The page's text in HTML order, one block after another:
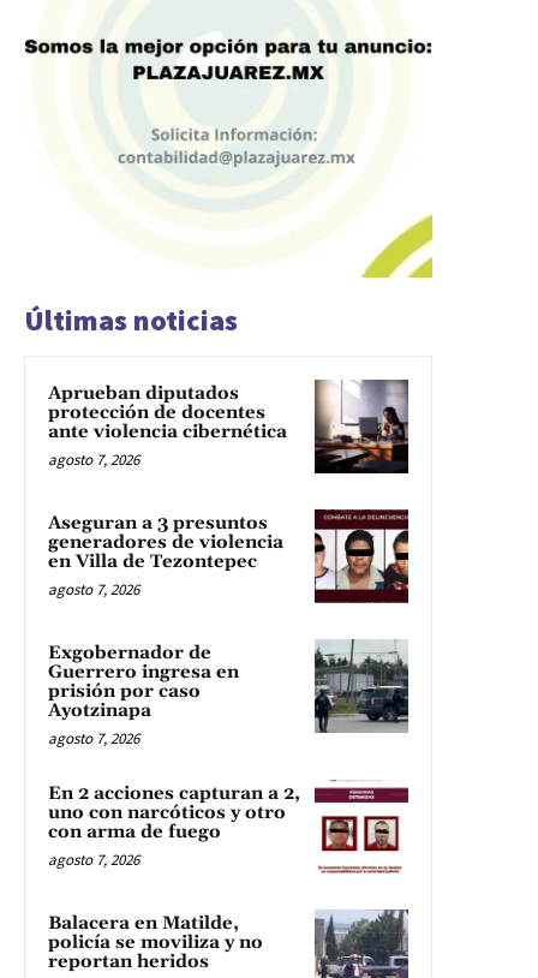
Últimas noticias
Aprueban diputados
protección de docentes
ante violencia cibernética
agosto 7, 2026
Aseguran a 3 presuntos
generadores de violencia
en Villa de Tezontepec
agosto 7, 2026
Exgobernador de
Guerrero ingresa en
prisión por caso
Ayotzinapa
agosto 7, 2026
En 2 acciones capturan a 2,
uno con narcóticos y otro
con arma de fuego
agosto 7, 2026
Balacera en Matilde,
policía se moviliza y no
reportan heridos